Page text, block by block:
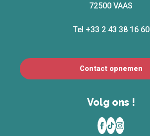
72500 VAAS
Tel +33 2 43 38 16 60
Contact opnemen
Volg ons !